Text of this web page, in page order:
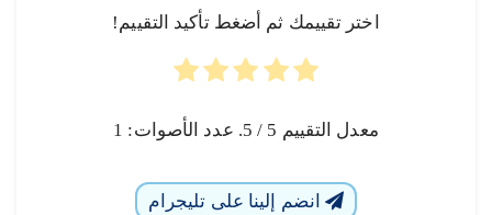
اختر تقييمك ثم أضغط تأكيد التقييم!
معدل التقييم 5 / 5. عدد الأصوات: 1
انضم إلينا على تليجرام